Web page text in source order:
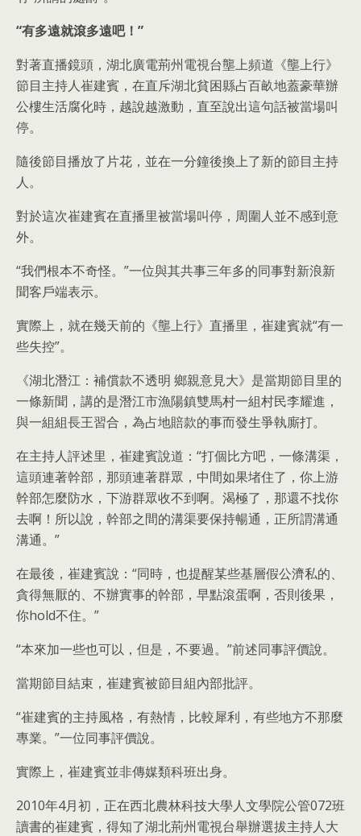
“有多遠就滾多遠吧！”
對著直播鏡頭，湖北廣電荊州電視台壟上頻道《壟上行》
節目主持人崔建賓，在直斥湖北貧困縣占百畝地蓋豪華辦
公樓生活腐化時，越說越激動，直至說出這句話被當場叫
停。
隨後節目播放了片花，並在一分鐘後換上了新的節目主持
人。
對於這次崔建賓在直播里被當場叫停，周圍人並不感到意
外。
“我們根本不奇怪。”一位與其共事三年多的同事對新浪新
聞客戶端表示。
實際上，就在幾天前的《壟上行》直播里，崔建賓就“有一
些失控”。
《湖北潛江：補償款不透明 鄉親意見大》是當期節目里的
一條新聞，講的是潛江市漁陽鎮雙馬村一組村民李耀進，
與一組組長王習合，為占地賠款的事而發生爭執廝打。
在主持人評述里，崔建賓說道：“打個比方吧，一條溝渠，
這頭連著幹部，那頭連著群眾，中間如果堵住了，你上游
幹部怎麼防水，下游群眾收不到啊。渴極了，那還不找你
去啊！所以說，幹部之間的溝渠要保持暢通，正所謂溝通
溝通。”
在最後，崔建賓說：“同時，也提醒某些基層假公濟私的、
貪得無厭的、不辦實事的幹部，早點滾蛋啊，否則後果，
你hold不住。”
“本來加一些也可以，但是，不要過。”前述同事評價說。
當期節目結束，崔建賓被節目組內部批評。
“崔建賓的主持風格，有熱情，比較犀利，有些地方不那麼
專業。”一位同事評價說。
實際上，崔建賓並非傳媒類科班出身。
2010年4月初，正在西北農林科技大學人文學院公管072班
讀書的崔建賓，得知了湖北荊州電視台舉辦選拔主持人大